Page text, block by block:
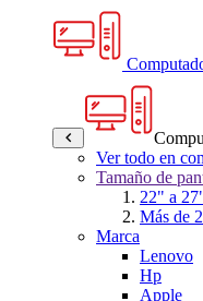
Ver todo en
Tamaño de
22" a
Más de
Marca
Lenovo
Hp
Apple